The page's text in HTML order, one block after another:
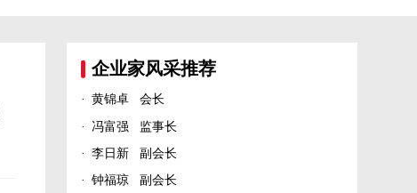
企业家风采推荐
· 黄锦卓 会长
· 冯富强 监事长
· 李日新 副会长
· 钟福琼 副会长